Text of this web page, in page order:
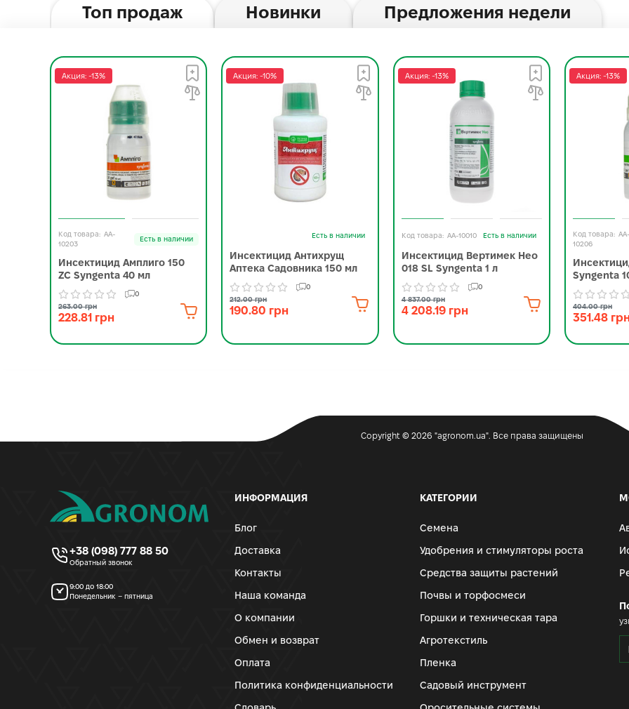
Топ продаж Новинки Предложения недели
Акция: -13%
AA-
10203
Есть в наличии
Инсектицид Амплиго 150
ZC Syngenta 40 мл
0
263.00 грн
228.81 грн
Акция: -10%
Есть в наличии
Инсектицид Антихрущ
Аптека Садовника 150 мл
0
212.00 грн
190.80 грн
Акция: -13%
AA-10010 Есть в наличии
Инсектицид Вертимек Нео
018 SL Syngenta 1 л
0
4 837.00 грн
4 208.19 грн
Акция: -13%
AA-
10206
Syngenta
404.00 грн
351.48
Copyright © 2026 "agronom.ua". Все права защищены
+38 (098) 777 88 50
Обратный звонок
9:00 до 18:00
Понедельник – пятница
ИНФОРМАЦИЯ
Блог
Доставка
Контакты
Наша команда
О компании
Обмен и возврат
Оплата
Политика конфиденциальности
КАТЕГОРИИ
Семена
Удобрения и стимуляторы роста
Средства защиты растений
Почвы и торфосмеси
Горшки и техническая тара
Агротекстиль
Пленка
Садовый инструмент